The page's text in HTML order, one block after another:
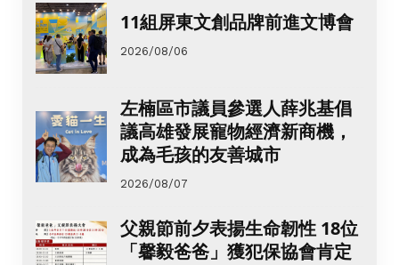
11組屏東文創品牌前進文博會
2026/08/06
左楠區市議員參選人薛兆基倡
議高雄發展寵物經濟新商機，
成為毛孩的友善城市
2026/08/07
父親節前夕表揚生命韌性 18位
「馨毅爸爸」獲犯保協會肯定